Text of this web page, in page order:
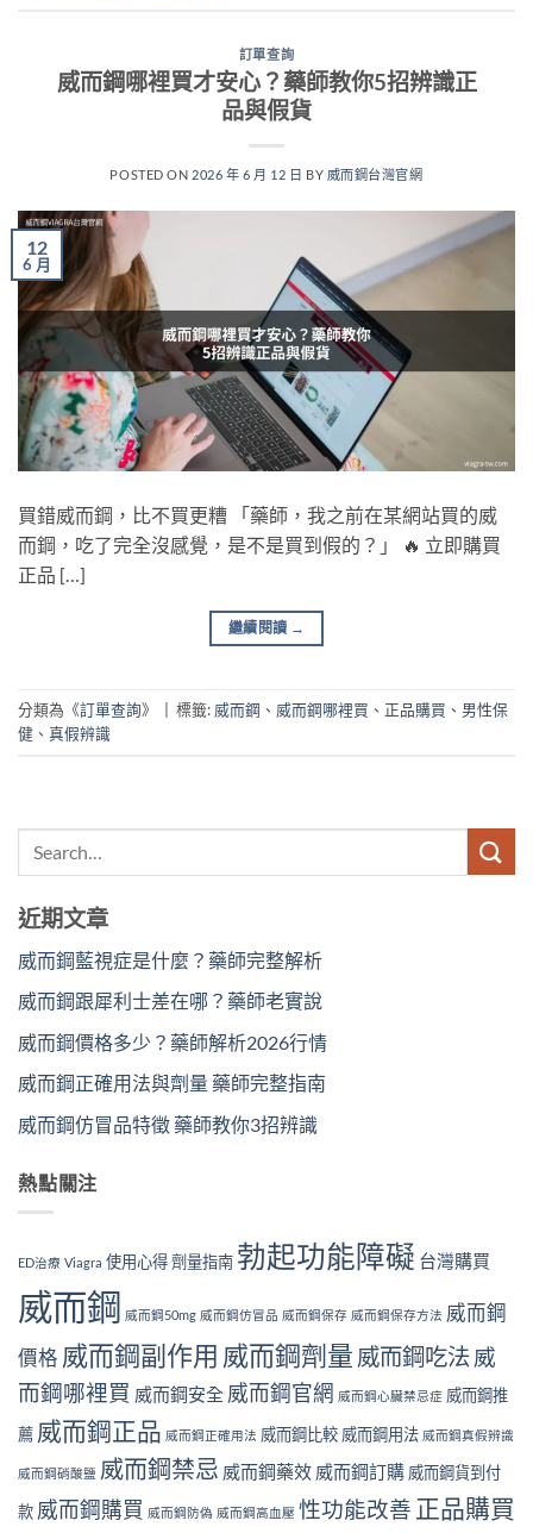
訂單查詢
威而鋼哪裡買才安心？藥師教你5招辨識正
品與假貨
POSTED ON 2026 年 6 月 12 日 BY 威而鋼台灣官網
12
6 月
買錯威而鋼，比不買更糟 「藥師，我之前在某網站買的威
而鋼，吃了完全沒感覺，是不是買到假的？」 🔥 立即購買
正品 […]
繼續閱讀 →
分類為《訂單查詢》 標籤: 威而鋼 、 威而鋼哪裡買 、 正品購買 、 男性保
健 、 真假辨識
近期文章
威而鋼藍視症是什麼？藥師完整解析
威而鋼跟犀利士差在哪？藥師老實說
威而鋼價格多少？藥師解析2026行情
威而鋼正確用法與劑量 藥師完整指南
威而鋼仿冒品特徵 藥師教你3招辨識
熱點關注
ED治療 Viagra 使用心得劑量指南 勃起功能障礙 台灣購買
威而鋼 威而鋼50mg 威而鋼仿冒品 威而鋼保存 威而鋼保存方法 威而鋼
價格 威而鋼副作用 威而鋼劑量 威而鋼吃法威
而鋼哪裡買 威而鋼安全 威而鋼官網 威而鋼心臟禁忌症 威而鋼推
薦 威而鋼正品 威而鋼正確用法 威而鋼比較 威而鋼用法 威而鋼真假辨識
威而鋼硝酸鹽 威而鋼禁忌 威而鋼藥效 威而鋼訂購 威而鋼貨到付
款 威而鋼購買 威而鋼防偽 威而鋼高血壓 性功能改善 正品購買